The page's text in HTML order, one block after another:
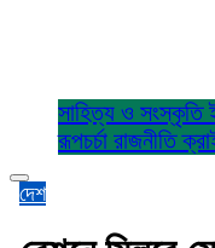
সাহিত্য ও সংস্কৃতি
রূপচর্চা রাজনীতি
দেশ